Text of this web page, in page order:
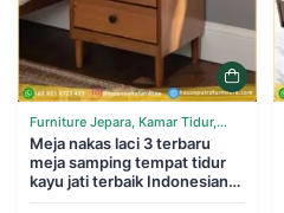
Furniture Jepara, Kamar Tidur,
Tempat Tidur
Meja nakas laci 3 terbaru
meja samping tempat tidur
kayu jati terbaik Indonesian